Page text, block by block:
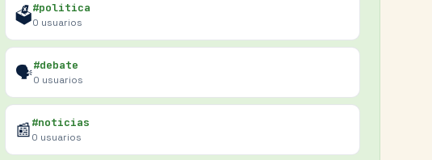
🗳️#politica
0 usuarios
🗣️#debate
0 usuarios
📰#noticias
0 usuarios